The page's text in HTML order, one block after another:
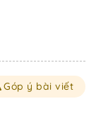
Góp ý bài viết